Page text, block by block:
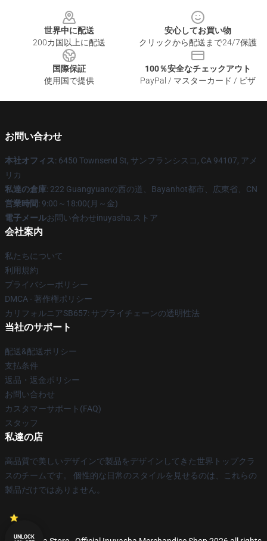
世界中に配送
200カ国以上に配送
安心してお買い物
クリックから配送まで24/7保護
国際保証
使用国で提供
100％安全なチェックアウト
PayPal / マスターカード / ビザ
お問い合わせ
本社オフィス: 6450 Townsend St, サンフランシスコ, CA 94107, アメ
リカ
私達の倉庫: 222 Guangyuanの西の道、Bayanhot都市、広東省、CN
営業時間: 9:00～18:00(月～金)
電子メールお問い合わせinuyasha.ストア
会社案内
私たちについて
利用規約
プライバシーポリシー
DMCA - 著作権ポリシー
カリフォルニアSB657: サプライチェーンの透明性法
当社のサポート
配送&配送ポリシー
支払条件
返品・返金ポリシー
お問い合わせ
カスタマーサポート(FAQ)
スタッフ
私達の店
高品質で美しいデザインで製品をデザインしてきた世界トップクラ
スのチームです。 個性的な日常のスタイルを見せるのは、これらの
製品だけではありません。
UNLOCK